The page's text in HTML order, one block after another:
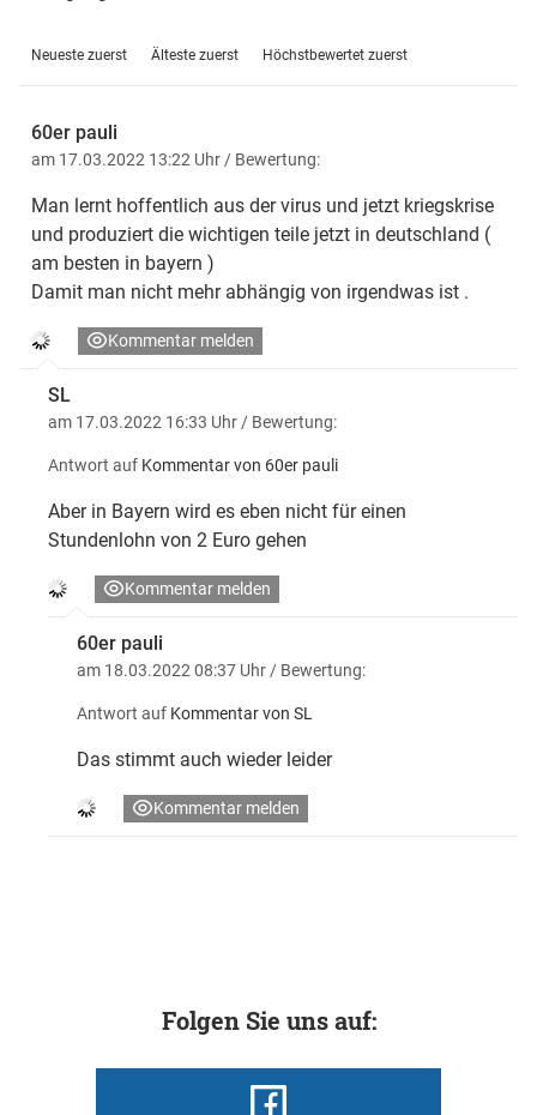
Neueste zuerst Älteste zuerst Höchstbewertet zuerst
60er pauli
am 17.03.2022 13:22 Uhr / Bewertung:
Man lernt hoffentlich aus der virus und jetzt kriegskrise
und produziert die wichtigen teile jetzt in deutschland (
am besten in bayern )
Damit man nicht mehr abhängig von irgendwas ist .
Kommentar melden
SL
am 17.03.2022 16:33 Uhr / Bewertung:
Antwort auf Kommentar von 60er pauli
Aber in Bayern wird es eben nicht für einen
Stundenlohn von 2 Euro gehen
Kommentar melden
60er pauli
am 18.03.2022 08:37 Uhr / Bewertung:
Antwort auf Kommentar von SL
Das stimmt auch wieder leider
Kommentar melden
Folgen Sie uns auf: